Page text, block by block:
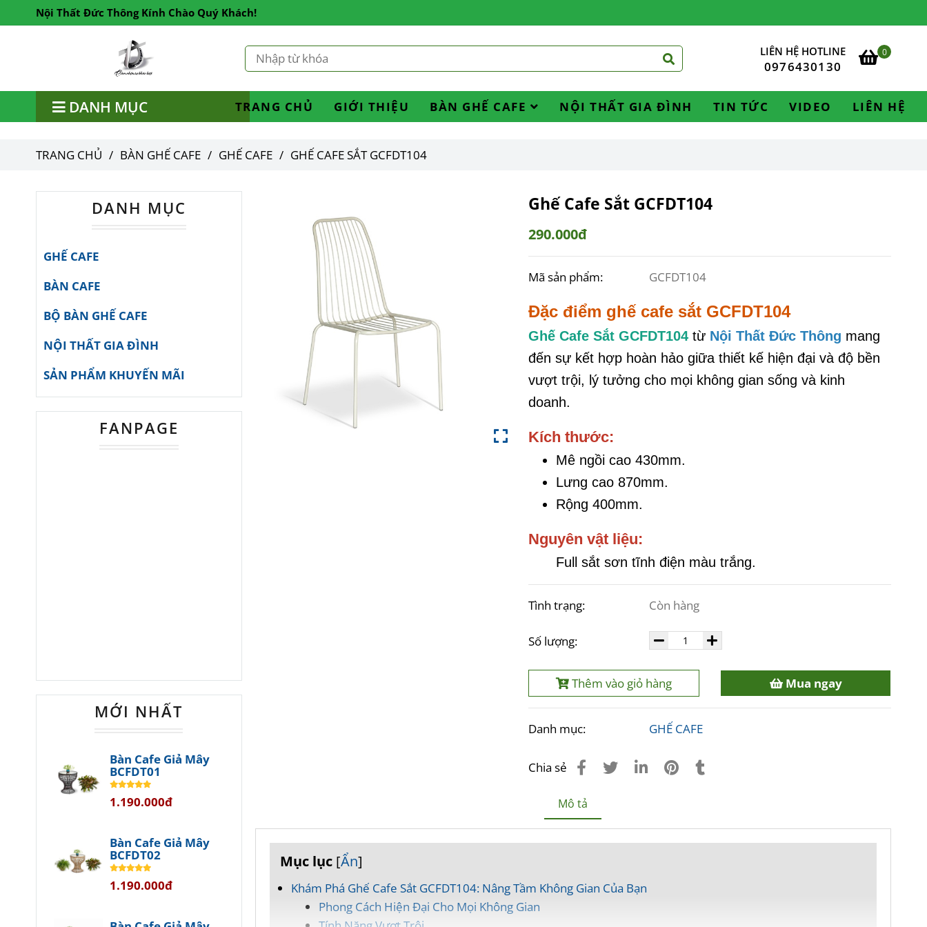
Nội Thất Đức Thông Kính Chào Quý Khách!
LIÊN HỆ HOTLINE
0976430130
0
DANH MỤC TRANG CHỦ GIỚI THIỆU BÀN GHẾ CAFE NỘI THẤT GIA ĐÌNH TIN TỨC VIDEO LIÊN HỆ
TRANG CHỦ / BÀN GHẾ CAFE / GHẾ CAFE / GHẾ CAFE SẮT GCFDT104
Ghế Cafe Sắt GCFDT104
290.000đ
Mã sản phẩm: GCFDT104
Đặc điểm ghế cafe sắt GCFDT104
Ghế Cafe Sắt GCFDT104 từ Nội Thất Đức Thông mang
đến sự kết hợp hoàn hảo giữa thiết kế hiện đại và độ bền
vượt trội, lý tưởng cho mọi không gian sống và kinh
doanh.
Kích thước:
Mê ngồi cao 430mm.
Lưng cao 870mm.
Rộng 400mm.
Nguyên vật liệu:
Full sắt sơn tĩnh điện màu trắng.
Tình trạng: Còn hàng
Số lượng:
Thêm vào giỏ hàng Mua ngay
Danh mục: GHẾ CAFE
Chia sẻ
Mô tả
Mục lục [Ẩn]
Khám Phá Ghế Cafe Sắt GCFDT104: Nâng Tầm Không Gian Của Bạn
Phong Cách Hiện Đại Cho Mọi Không Gian
DANH MỤC
GHẾ CAFE
BÀN CAFE
BỘ BÀN GHẾ CAFE
NỘI THẤT GIA ĐÌNH
SẢN PHẨM KHUYẾN MÃI
FANPAGE
MỚI NHẤT
Bàn Cafe Giả Mây
BCFDT01
1.190.000đ
Bàn Cafe Giả Mây
BCFDT02
1.190.000đ